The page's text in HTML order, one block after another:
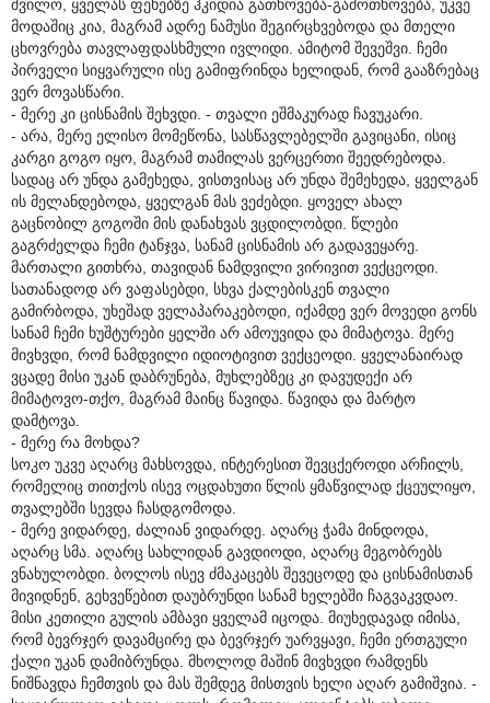
შვილო, ყველას ფეხებზე ჰკიდია გათხოვება-გამოთხოვება, უკვე
მოდაშიც კია, მაგრამ ადრე ნამუსი შეგირცხვებოდა და მთელი
ცხოვრება თავლაფდასხმული ივლიდი. ამიტომ შევეშვი. ჩემი
პირველი სიყვარული ისე გამიფრინდა ხელიდან, რომ გააზრებაც
ვერ მოვასწარი.
- მერე კი ცისნამის შეხვდი. - თვალი ეშმაკურად ჩავუკარი.
- არა, მერე ელისო მომეწონა, სასწავლებელში გავიცანი, ისიც
კარგი გოგო იყო, მაგრამ თამილას ვერცერთი შეედრებოდა.
სადაც არ უნდა გამეხედა, ვისთვისაც არ უნდა შემეხედა, ყველგან
ის მელანდებოდა, ყველგან მას ვეძებდი. ყოველ ახალ
გაცნობილ გოგოში მის დანახვას ვცდილობდი. წლები
გაგრძელდა ჩემი ტანჯვა, სანამ ცისნამის არ გადავეყარე.
მართალი გითხრა, თავიდან ნამდვილი ვირივით ვექცეოდი.
სათანადოდ არ ვაფასებდი, სხვა ქალებისკენ თვალი
გამირბოდა, უხეშად ველაპარაკებოდი, იქამდე ვერ მოვედი გონს
სანამ ჩემი ხუშტურები ყელში არ ამოუვიდა და მიმატოვა. მერე
მივხვდი, რომ ნამდვილი იდიოტივით ვექცეოდი. ყველანაირად
ვცადე მისი უკან დაბრუნება, მუხლებზეც კი დავუდექი არ
მიმატოვო-თქო, მაგრამ მაინც წავიდა. წავიდა და მარტო
დამტოვა.
- მერე რა მოხდა?
სოკო უკვე აღარც მახსოვდა, ინტერესით შევცქეროდი არჩილს,
რომელიც თითქოს ისევ ოცდახუთი წლის ყმაწვილად ქცეულიყო,
თვალებში სევდა ჩასდგომოდა.
- მერე ვიდარდე, ძალიან ვიდარდე. აღარც ჭამა მინდოდა,
აღარც სმა. აღარც სახლიდან გავდიოდი, აღარც მეგობრებს
ვნახულობდი. ბოლოს ისევ ძმაკაცებს შევეცოდე და ცისნამისთან
მივიდნენ, გეხვეწებით დაუბრუნდი სანამ ხელებში ჩაგვაკვდაო.
მისი კეთილი გულის ამბავი ყველამ იცოდა. მიუხედავად იმისა,
რომ ბევრჯერ დავამცირე და ბევრჯერ უარვყავი, ჩემი ერთგული
ქალი უკან დამიბრუნდა. მხოლოდ მაშინ მივხვდი რამდენს
ნიშნავდა ჩემთვის და მას შემდეგ მისთვის ხელი აღარ გამიშვია. -